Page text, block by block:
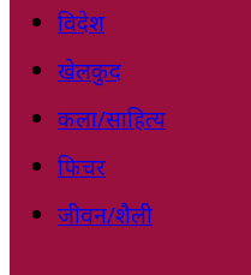
विदेश
खेलकुद
कला/साहित्य
फिचर
जीवन/शैली